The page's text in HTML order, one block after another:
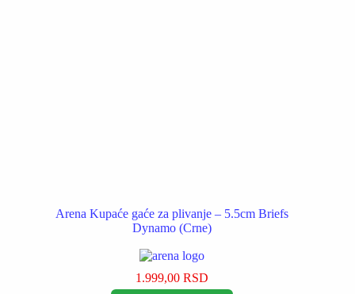
Arena Kupaće gaće za plivanje – 5.5cm Briefs
Dynamo (Crne)
1.999,00RSD